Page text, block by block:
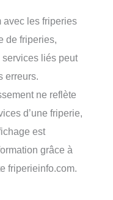
avec les friperies
de friperies,
liés peut
erreurs.
ne reflète
d’une friperie,
est
grâce à
friperieinfo.com.